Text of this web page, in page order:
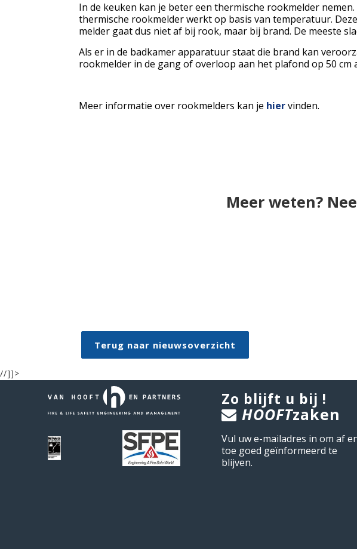
In de keuken kan je beter een thermische rookmelder
thermische rookmelder werkt op basis van temperatuur.
melder gaat dus niet af bij rook, maar bij brand. De meeste
Als er in de badkamer apparatuur staat die brand kan
rookmelder in de gang of overloop aan het plafond op 50
Meer informatie over rookmelders kan je hiervinden.
Meer weten?
Terug naar nieuwsoverzicht
Zo blijft u bij !
HOOFTzaken
Vul uw e-mailadres in om af
toe goed geïnformeerd te
blijven.
//]]>